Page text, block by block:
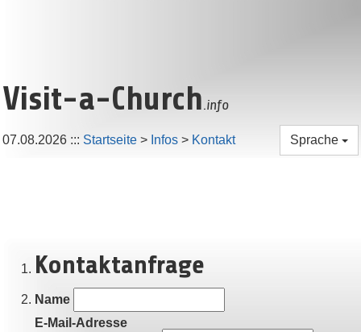
Visit-a-Church.info
07.08.2026 ::: Startseite > Infos > Kontakt Sprache
Kontaktanfrage
Name
E-Mail-Adresse